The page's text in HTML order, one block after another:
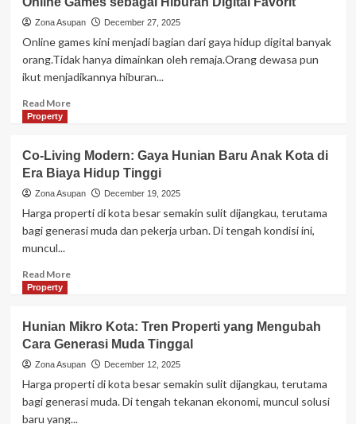
Digital
di
Kehidupan
Online
hari
Zona Asupan December 27, 2025
Online games kini menjadi bagian dari gaya hidup digital banyak
orang.Tidak hanya dimainkan oleh remaja.Orang dewasa pun
ikut menjadikannya hiburan...
Read MoreRead
Games
sebagai
Hiburan
Digital
Favorit
Property
Co-Living Modern: Gaya Hunian Baru Anak Kota di
Era Biaya Hidup Tinggi
Zona Asupan December 19, 2025
Harga properti di kota besar semakin sulit dijangkau, terutama
bagi generasi muda dan pekerja urban. Di tengah kondisi ini,
muncul...
Read MoreRead
Living
Modern:
Gaya
Hunian
Baru
Anak
Property
Hunian Mikro Kota: Tren Properti yang Mengubah
Cara Generasi Muda Tinggal
Zona Asupan December 12, 2025
Harga properti di kota besar semakin sulit dijangkau, terutama
bagi generasi muda. Di tengah tekanan ekonomi, muncul solusi
baru yang...